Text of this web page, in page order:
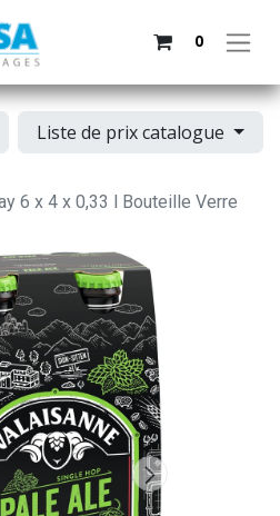
0
Liste de prix catalogue
6 x 4 x 0,33 l Bouteille Verre